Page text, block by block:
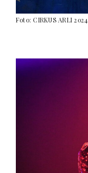
Foto: CIRKUS ARLI 2024